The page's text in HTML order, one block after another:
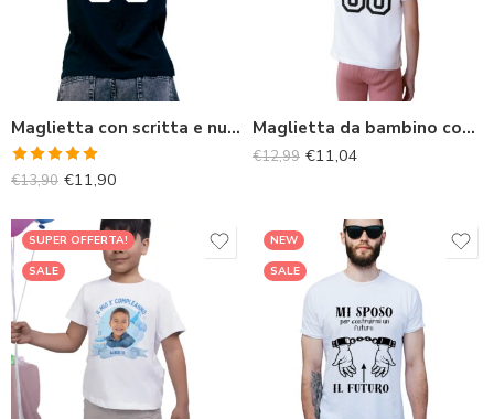
Maglietta con scritta e numero personalizzata da donna
Valutato
€13,90 €11,90
Maglietta da bambino con scritta e numero personalizzati
€12,99 €11,04
SUPER OFFERTA!
SALE
NEW
SALE